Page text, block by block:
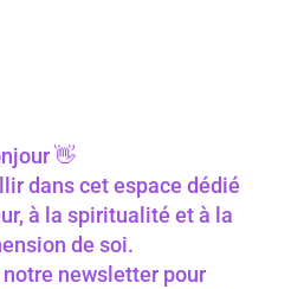
👋
dans cet espace dédié
à la spiritualité et à la
de soi.
newsletter pour